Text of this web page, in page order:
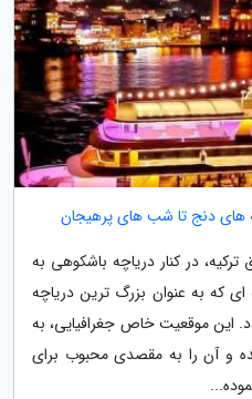
های دنج تا شب های پرهیجان
در کنار دریاچه باشکوهی به
که به عنوان بزرگ ترین دریاچه
این موقعیت خاص جغرافیایی، به
و آن را به مقصدی محبوب برای